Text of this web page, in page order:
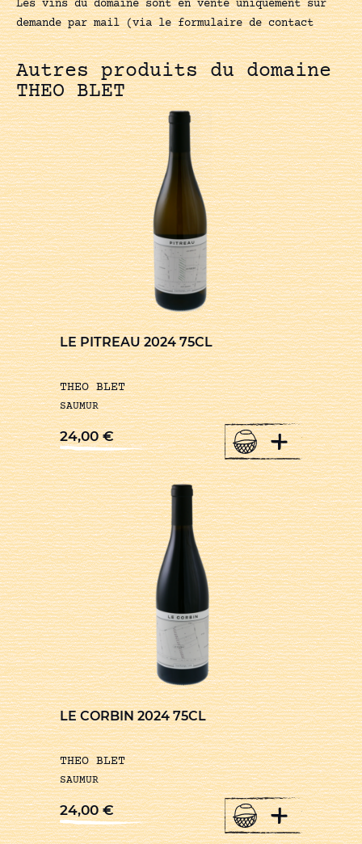
Les vins du domaine sont en vente uniquement sur
demande par mail (via le formulaire de contact
Autres produits du domaine
THEO BLET
LE PITREAU 2024 75CL
THEO BLET
SAUMUR
24,00€ +
LE CORBIN 2024 75CL
THEO BLET
SAUMUR
24,00€ +